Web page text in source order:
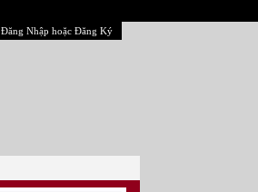
Đăng Nhập hoặc Đăng Ký